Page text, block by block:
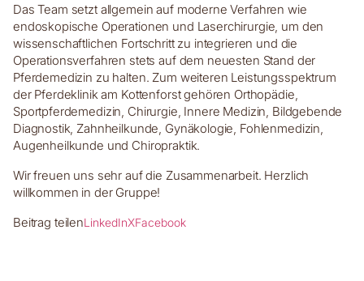
Das Team setzt allgemein auf moderne Verfahren wie
endoskopische Operationen und Laserchirurgie, um den
wissenschaftlichen Fortschritt zu integrieren und die
Operationsverfahren stets auf dem neuesten Stand der
Pferdemedizin zu halten. Zum weiteren Leistungsspektrum
der Pferdeklinik am Kottenforst gehören Orthopädie,
Sportpferdemedizin, Chirurgie, Innere Medizin, Bildgebende
Diagnostik, Zahnheilkunde, Gynäkologie, Fohlenmedizin,
Augenheilkunde und Chiropraktik.
Wir freuen uns sehr auf die Zusammenarbeit. Herzlich
willkommen in der Gruppe!
Beitrag teilenLinkedInXFacebook